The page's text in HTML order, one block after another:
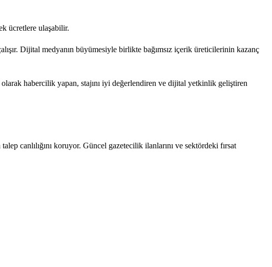
ücretlere ulaşabilir.
Dijital medyanın büyümesiyle birlikte bağımsız içerik üreticilerinin kazanç
habercilik yapan, stajını iyi değerlendiren ve dijital yetkinlik geliştiren
canlılığını koruyor. Güncel gazetecilik ilanlarını ve sektördeki fırsat